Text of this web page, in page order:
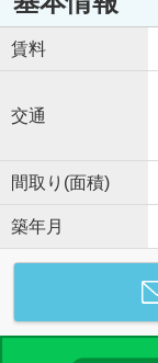
賃料
交通
間取り(面積)
築年月